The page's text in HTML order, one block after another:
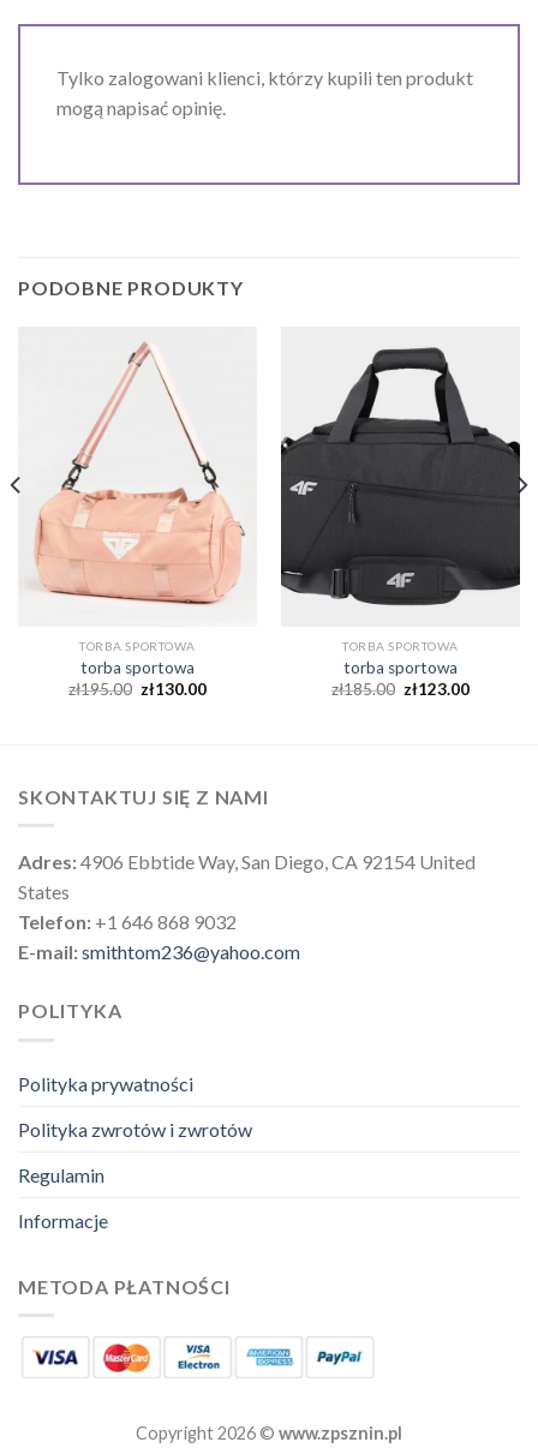
Tylko zalogowani klienci, którzy kupili ten produkt
mogą napisać opinię.
PODOBNE PRODUKTY
TORBA SPORTOWA
torba sportowa
zł195.00 zł130.00
TORBA SPORTOWA
torba sportowa
zł185.00 zł123.00
SKONTAKTUJ SIĘ Z NAMI
Adres:4906 Ebbtide Way, San Diego, CA 92154 United
States
Telefon: +1 646 868 9032
E-mail:smithtom236@yahoo.com
POLITYKA
Polityka prywatności
Polityka zwrotów i zwrotów
Regulamin
Informacje
METODA PŁATNOŚCI
Copyright 2026 © www.zpsznin.pl